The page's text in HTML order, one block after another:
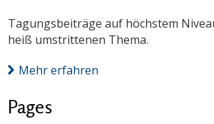
Tagungsbeiträge auf höchstem
heiß umstrittenen Thema.
Mehr erfahren
Pages